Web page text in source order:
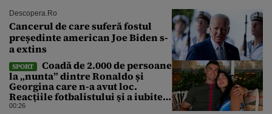
Descopera.ro
Cancerul de care suferă fostul
președinte american Joe Biden s-
a extins
SPORT
Coadă de 2.000 de persoane
la „nunta” dintre Ronaldo și
Georgina care n-a avut loc.
Reacțiile fotbalistului și a iubitei
sale pe social media
00:26